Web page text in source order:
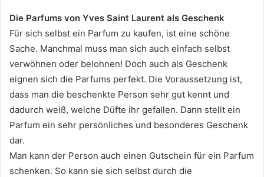
Die Parfums von Yves Saint Laurent als Geschenk
Für sich selbst ein Parfum zu kaufen, ist eine schöne
Sache. Manchmal muss man sich auch einfach selbst
verwöhnen oder belohnen! Doch auch als Geschenk
eignen sich die Parfums perfekt. Die Voraussetzung ist,
dass man die beschenkte Person sehr gut kennt und
dadurch weiß, welche Düfte ihr gefallen. Dann stellt ein
Parfum ein sehr persönliches und besonderes Geschenk
dar.
Man kann der Person auch einen Gutschein für ein Parfum
schenken. So kann sie sich selbst durch die